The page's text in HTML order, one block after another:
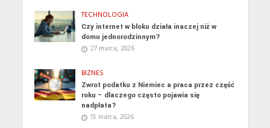
TECHNOLOGIA
Czy internet w bloku działa inaczej niż w
domu jednorodzinnym?
27 marca, 2026
BIZNES
Zwrot podatku z Niemiec a praca przez część
roku – dlaczego często pojawia się
nadpłata?
15 marca, 2026